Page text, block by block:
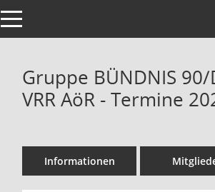
Toggle navigation
Gruppe BÜNDNIS
VRR AöR - Termine
Informationen